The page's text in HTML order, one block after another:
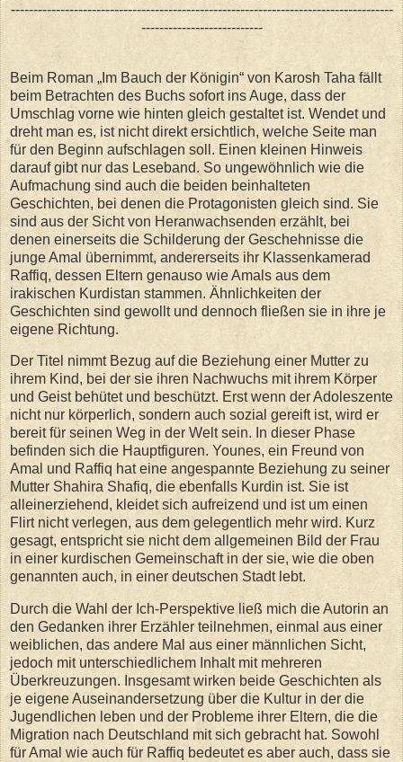
-------------------------------------------------------------------------------------
---------------------------
Beim Roman „Im Bauch der Königin“ von Karosh Taha fällt
beim Betrachten des Buchs sofort ins Auge, dass der
Umschlag vorne wie hinten gleich gestaltet ist. Wendet und
dreht man es, ist nicht direkt ersichtlich, welche Seite man
für den Beginn aufschlagen soll. Einen kleinen Hinweis
darauf gibt nur das Leseband. So ungewöhnlich wie die
Aufmachung sind auch die beiden beinhalteten
Geschichten, bei denen die Protagonisten gleich sind. Sie
sind aus der Sicht von Heranwachsenden erzählt, bei
denen einerseits die Schilderung der Geschehnisse die
junge Amal übernimmt, andererseits ihr Klassenkamerad
Raffiq, dessen Eltern genauso wie Amals aus dem
irakischen Kurdistan stammen. Ähnlichkeiten der
Geschichten sind gewollt und dennoch fließen sie in ihre je
eigene Richtung.
Der Titel nimmt Bezug auf die Beziehung einer Mutter zu
ihrem Kind, bei der sie ihren Nachwuchs mit ihrem Körper
und Geist behütet und beschützt. Erst wenn der Adoleszente
nicht nur körperlich, sondern auch sozial gereift ist, wird er
bereit für seinen Weg in der Welt sein. In dieser Phase
befinden sich die Hauptfiguren. Younes, ein Freund von
Amal und Raffiq hat eine angespannte Beziehung zu seiner
Mutter Shahira Shafiq, die ebenfalls Kurdin ist. Sie ist
alleinerziehend, kleidet sich aufreizend und ist um einen
Flirt nicht verlegen, aus dem gelegentlich mehr wird. Kurz
gesagt, entspricht sie nicht dem allgemeinen Bild der Frau
in einer kurdischen Gemeinschaft in der sie, wie die oben
genannten auch, in einer deutschen Stadt lebt.
Durch die Wahl der Ich-Perspektive ließ mich die Autorin an
den Gedanken ihrer Erzähler teilnehmen, einmal aus einer
weiblichen, das andere Mal aus einer männlichen Sicht,
jedoch mit unterschiedlichem Inhalt mit mehreren
Überkreuzungen. Insgesamt wirken beide Geschichten als
je eigene Auseinandersetzung über die Kultur in der die
Jugendlichen leben und der Probleme ihrer Eltern, die die
Migration nach Deutschland mit sich gebracht hat. Sowohl
für Amal wie auch für Raffiq bedeutet es aber auch, dass sie